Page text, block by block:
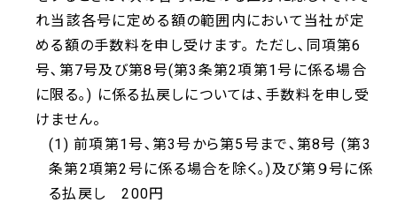
れ当該各号に定める額の範囲内において当社が定
める額の手数料を申し受けます｡ ただし､同項第6
号､第7号及び第8号(第3条第2項第1号に係る場合
に限る｡) に係る払戻しについては､手数料を申し受
けません。
(1) 前項第1号､第3号から第5号まで､第8号 (第3
条第2項第2号に係る場合を除く｡)及び第９号に係
る払戻し 200円